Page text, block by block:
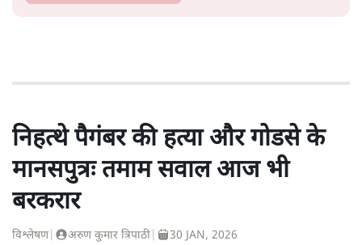
निहत्थे पैगंबर की हत्या और गोडसे के
मानसपुत्रः तमाम सवाल आज भी
बरकरार
विश्लेषण| अरुण कुमार त्रिपाठी 30 JAN, 2026